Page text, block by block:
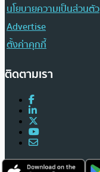
นโยบายความเป็นส่วนตัว
Advertise
ตั้งค่าคุกกี้
ติดตามเรา